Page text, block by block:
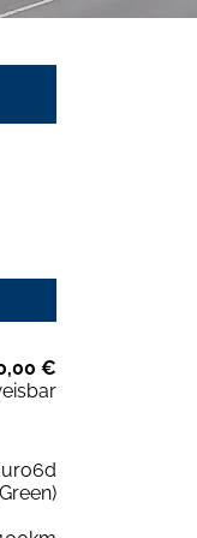
€